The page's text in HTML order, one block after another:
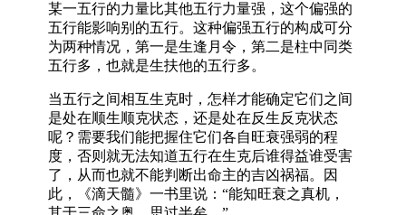
某一五行的力量比其他五行力量强，这个偏强的
五行能影响别的五行。这种偏强五行的构成可分
为两种情况，第一是生逢月令，第二是柱中同类
五行多，也就是生扶他的五行多。
当五行之间相互生克时，怎样才能确定它们之间
是处在顺生顺克状态，还是处在反生反克状态
呢？需要我们能把握住它们各自旺衰强弱的程
度，否则就无法知道五行在生克后谁得益谁受害
了，从而也就不能判断出命主的吉凶祸福。因
此，《滴天髓》一书里说：“能知旺衰之真机，